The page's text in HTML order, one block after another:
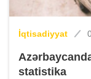
İqtisadiyyat
statistika